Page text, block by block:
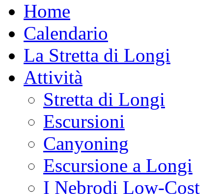
Home
Calendario
La Stretta di Longi
Attività
Stretta di Longi
Escursioni
Canyoning
Escursione a Longi
I Nebrodi Low-Cost